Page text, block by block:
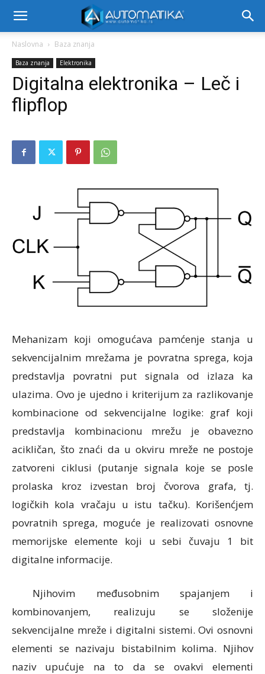
Naslovna Baza znanja
Baza znanja Elektronika
Digitalna elektronika – Leč i
flipflop
Mehanizam koji omogućava pamćenje stanja u
sekvencijalnim mrežama je povratna sprega, koja
predstavlja povratni put signala od izlaza ka
ulazima. Ovo je ujedno i kriterijum za razlikovanje
kombinacione od sekvencijalne logike: graf koji
predstavlja kombinacionu mrežu je obavezno
acikličan, što znaći da u okviru mreže ne postoje
zatvoreni ciklusi (putanje signala koje se posle
prolaska kroz izvestan broj čvorova grafa, tj.
logičkih kola vračaju u istu tačku). Korišenćjem
povratnih sprega, moguće je realizovati osnovne
memorijske elemente koji u sebi čuvaju 1 bit
digitalne informacije.
Njihovim međusobnim spajanjem i
kombinovanjem, realizuju se složenije
sekvencijalne mreže i digitalni sistemi. Ovi osnovni
elementi se nazivaju bistabilnim kolima. Njihov
naziv upućuje na to da se ovakvi elementi